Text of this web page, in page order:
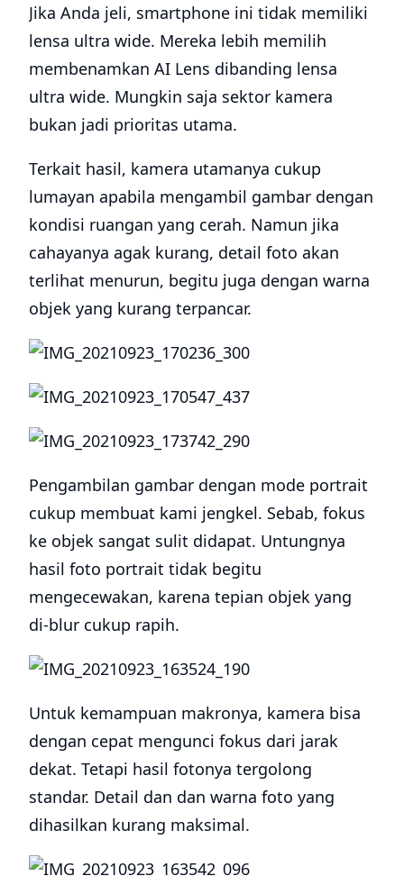
Jika Anda jeli, smartphone ini tidak memiliki
lensa ultra wide. Mereka lebih memilih
membenamkan AI Lens dibanding lensa
ultra wide. Mungkin saja sektor kamera
bukan jadi prioritas utama.
Terkait hasil, kamera utamanya cukup
lumayan apabila mengambil gambar dengan
kondisi ruangan yang cerah. Namun jika
cahayanya agak kurang, detail foto akan
terlihat menurun, begitu juga dengan warna
objek yang kurang terpancar.
Pengambilan gambar dengan mode portrait
cukup membuat kami jengkel. Sebab, fokus
ke objek sangat sulit didapat. Untungnya
hasil foto portrait tidak begitu
mengecewakan, karena tepian objek yang
di-blur cukup rapih.
Untuk kemampuan makronya, kamera bisa
dengan cepat mengunci fokus dari jarak
dekat. Tetapi hasil fotonya tergolong
standar. Detail dan dan warna foto yang
dihasilkan kurang maksimal.